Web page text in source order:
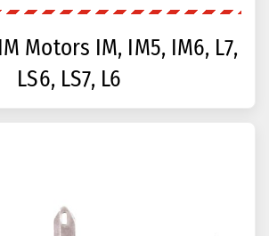
Motors IM, IM5, IM6, L7,
LS6, LS7, L6